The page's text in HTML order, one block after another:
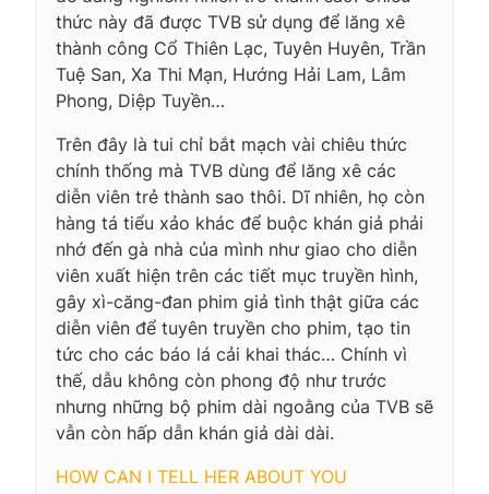
thức này đã được TVB sử dụng để lăng xê
thành công Cổ Thiên Lạc, Tuyên Huyên, Trần
Tuệ San, Xa Thi Mạn, Hướng Hải Lam, Lâm
Phong, Diệp Tuyền…
Trên đây là tui chỉ bắt mạch vài chiêu thức
chính thống mà TVB dùng để lăng xê các
diễn viên trẻ thành sao thôi. Dĩ nhiên, họ còn
hàng tá tiểu xảo khác để buộc khán giả phải
nhớ đến gà nhà của mình như giao cho diễn
viên xuất hiện trên các tiết mục truyền hình,
gây xì-căng-đan phim giả tình thật giữa các
diễn viên để tuyên truyền cho phim, tạo tin
tức cho các báo lá cải khai thác… Chính vì
thế, dẫu không còn phong độ như trước
nhưng những bộ phim dài ngoằng của TVB sẽ
vẫn còn hấp dẫn khán giả dài dài.
HOW CAN I TELL HER ABOUT YOU